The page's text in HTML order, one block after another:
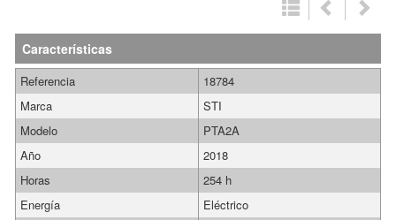
Características
Referencia
18784
Marca
STI
Modelo
PTA2A
Año
2018
Horas
254 h
Energía
Eléctrico